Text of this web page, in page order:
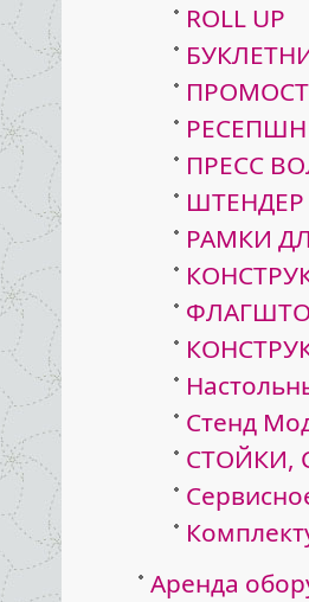
ROLL UP
РЕСЕПШН
ПРЕСС
ШТЕНДЕР
РАМКИ
Стенд
СТОЙКИ,
Аренда